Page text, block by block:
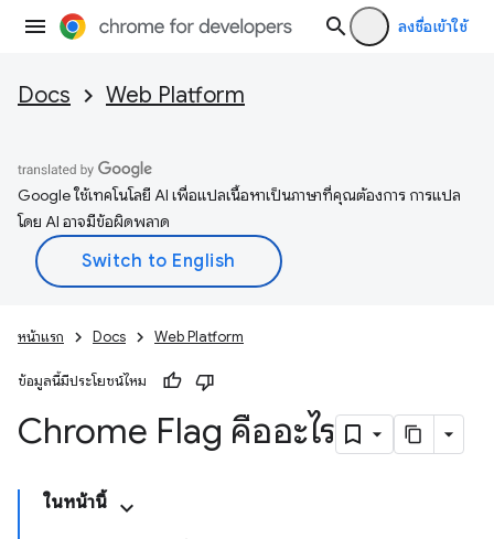
ลงชื่อเข้าใช้
Docs Web Platform
Google ใช้เทคโนโลยี AI เพื่อแปลเนื้อหาเป็นภาษาที่คุณต้องการ การแปล
โดย AI อาจมีข้อผิดพลาด
หน้าแรก Docs Web Platform
ข้อมูลนี้มีประโยชน์ไหม
Chrome Flag คืออะไร
ในหน้านี้